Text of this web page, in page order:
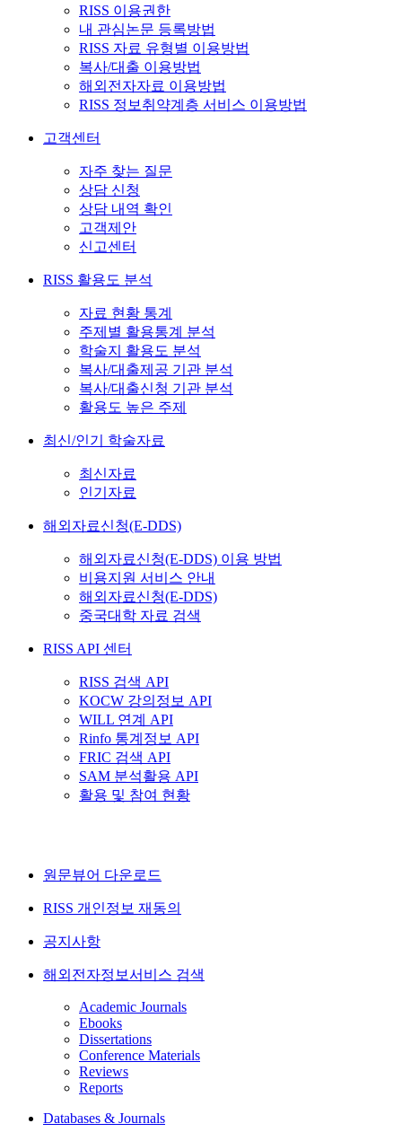
RISS 이용권한
내 관심논문 등록방법
RISS 자료 유형별 이용방법
복사/대출 이용방법
해외전자자료 이용방법
RISS 정보취약계층 서비스 이용방법
고객센터
자주 찾는 질문
상담 신청
상담 내역 확인
고객제안
신고센터
RISS 활용도 분석
자료 현황 통계
주제별 활용통계 분석
학술지 활용도 분석
복사/대출제공 기관 분석
복사/대출신청 기관 분석
활용도 높은 주제
최신/인기 학술자료
최신자료
인기자료
해외자료신청(E-DDS)
해외자료신청(E-DDS) 이용 방법
비용지원 서비스 안내
해외자료신청(E-DDS)
중국대학 자료 검색
RISS API 센터
RISS 검색 API
KOCW 강의정보 API
WILL 연계 API
Rinfo 통계정보 API
FRIC 검색 API
SAM 분석활용 API
활용 및 참여 현황
원문뷰어 다운로드
RISS 개인정보 재동의
공지사항
해외전자정보서비스 검색
Academic Journals
Ebooks
Dissertations
Conference Materials
Reviews
Reports
Databases & Journals